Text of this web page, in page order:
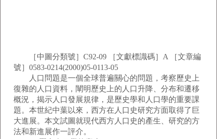
［中圖分類號］C92-09 ［文獻標識碼］A ［文章編
號］0583-0214(2000)05-0113-05
人口問題是一個全球普遍關心的問題，考察歷史上
復雜的人口資料，闡明歷史上的人口升降、分布和遷移
概況，揭示人口發展規律，是歷史學和人口學的重要課
題。本世紀中葉以來，西方在人口史研究方面取得了巨
大進展。本文試圖就現代西方人口史的產生、研究的方
法和新進展作一評介。